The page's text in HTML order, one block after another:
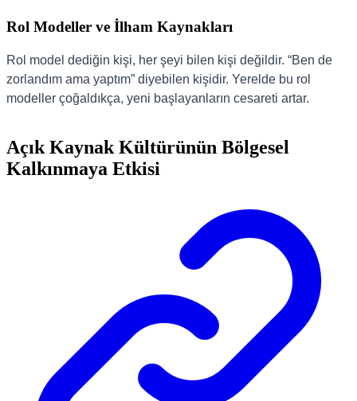
Rol Modeller ve İlham Kaynakları
Rol model dediğin kişi, her şeyi bilen kişi değildir. “Ben de
zorlandım ama yaptım” diyebilen kişidir. Yerelde bu rol
modeller çoğaldıkça, yeni başlayanların cesareti artar.
Açık Kaynak Kültürünün Bölgesel
Kalkınmaya Etkisi